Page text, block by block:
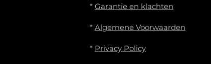
* Garantie en klachten
* Algemene Voorwaarden
* Privacy Policy